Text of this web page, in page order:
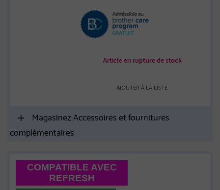
stars
Article en rupture de stock
AJOUTER À LA LISTE
Magasinez Accessoires et fournitures
complémentaires
COMPATIBLE AVEC
REFRESH